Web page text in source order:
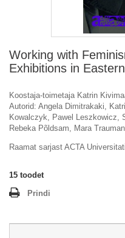
Working with
Exhibitions in
Koostaja-toimetaja Katrin
Autorid: Angela Dimitrakaki,
Kowalczyk, Pawel Leszkowicz,
Rebeka Põldsam, Mara
Raamat sarjast ACTA
15 toodet
Prindi